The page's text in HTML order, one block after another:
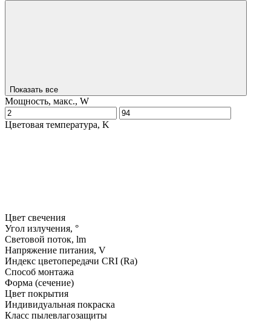
Показать все
Мощность, макс., W
Цветовая температура, K
Цвет свечения
Угол излучения, °
Световой поток, lm
Напряжение питания, V
Индекс цветопередачи CRI (Ra)
Способ монтажа
Форма (сечение)
Цвет покрытия
Индивидуальная покраска
Класс пылевлагозащиты